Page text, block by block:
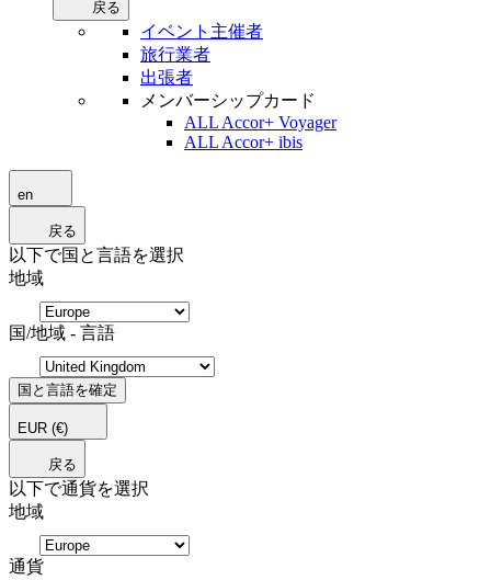
戻る
イベント主催者
旅行業者
出張者
メンバーシップカード
ALL Accor+ Voyager
ALL Accor+ ibis
en
戻る
以下で国と言語を選択
地域
国/地域 - 言語
国と言語を確定
EUR (€)
戻る
以下で通貨を選択
地域
通貨